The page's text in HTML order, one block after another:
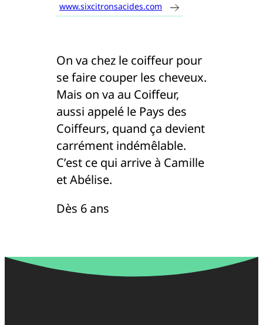
www.sixcitronsacides.com
On va chez le coiffeur pour
se faire couper les cheveux.
Mais on va au Coiffeur,
aussi appelé le Pays des
Coiffeurs, quand ça devient
carrément indémêlable.
C’est ce qui arrive à Camille
et Abélise.
Dès 6 ans